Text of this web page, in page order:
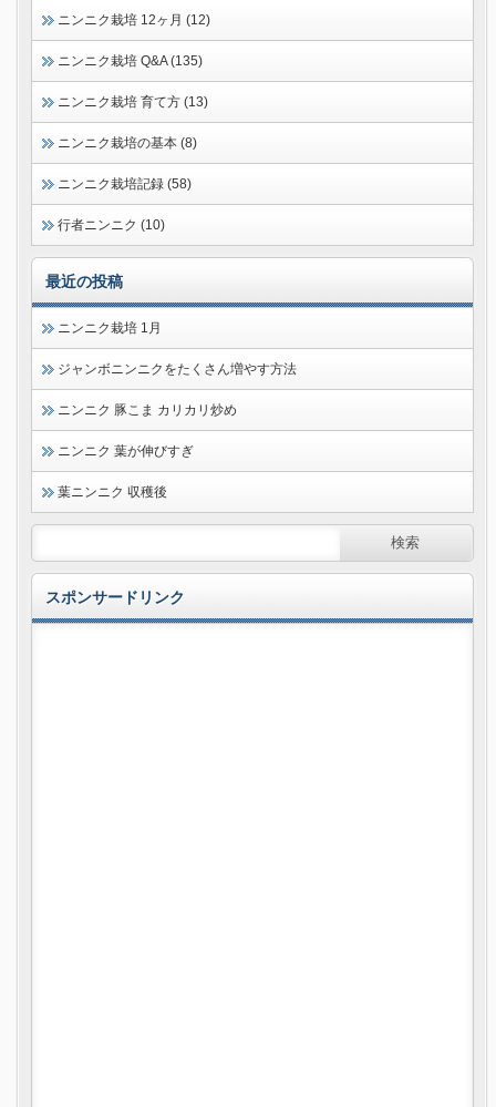
ニンニク栽培 12ヶ月 (12)
ニンニク栽培 Q&A (135)
ニンニク栽培 育て方 (13)
ニンニク栽培の基本 (8)
ニンニク栽培記録 (58)
行者ニンニク (10)
最近の投稿
ニンニク栽培 1月
ジャンボニンニクをたくさん増やす方法
ニンニク 豚こま カリカリ炒め
ニンニク 葉が伸びすぎ
葉ニンニク 収穫後
スポンサードリンク